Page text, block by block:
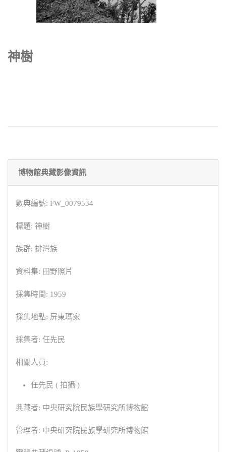
神樹
博物館典藏影像資訊
數典編號: FW_0079534
標題: 神樹
族群: 排灣族
資料集: 田野照片
採集時間: 1959
採集地點: 屏東瑪家
採集者: 任先民
相關人員:
任先民 ( 拍攝 )
典藏者: 中央研究院民族學研究所博物館
管理者: 中央研究院民族學研究所博物館